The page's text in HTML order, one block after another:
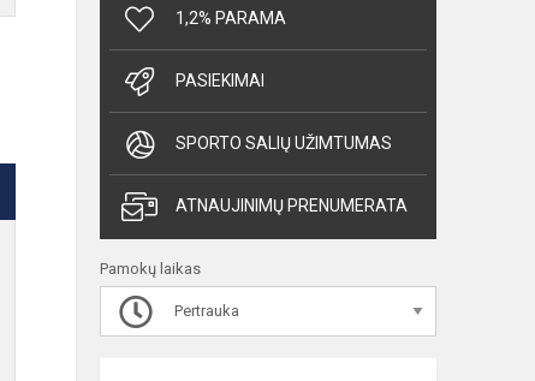
1,2% PARAMA
PASIEKIMAI
SPORTO SALIŲ UŽIMTUMAS
ATNAUJINIMŲ PRENUMERATA
Pamokų laikas
Pertrauka